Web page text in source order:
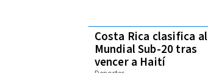
Costa Rica clasifica al
Mundial Sub-20 tras
vencer a Haití